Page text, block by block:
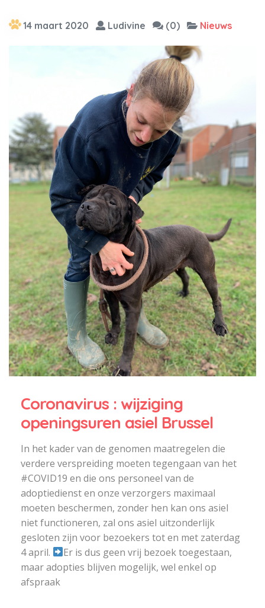
14 maart 2020 Ludivine (0) Nieuws
Coronavirus : wijziging
openingsuren asiel Brussel
In het kader van de genomen maatregelen die
verdere verspreiding moeten tegengaan van het
#COVID19 en die ons personeel van de
adoptiedienst en onze verzorgers maximaal
moeten beschermen, zonder hen kan ons asiel
niet functioneren, zal ons asiel uitzonderlijk
gesloten zijn voor bezoekers tot en met zaterdag
4 april.
Er is dus geen vrij bezoek toegestaan,
maar adopties blijven mogelijk, wel enkel op
afspraak